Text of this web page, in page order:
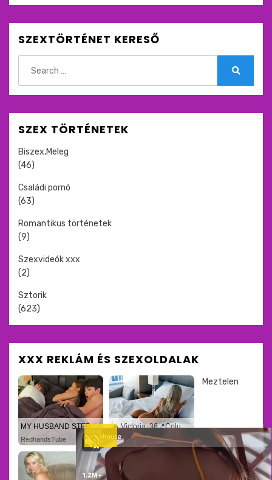
SZEXTÖRTÉNET KERESŐ
for:
SZEX TÖRTÉNETEK
Biszex,Meleg
(46)
Családi pornó
(63)
Romantikus történetek
(9)
Szexvideók xxx
(2)
Sztorik
(623)
XXX REKLÁM ÉS SZEXOLDALAK
MY HUSBAND STEPSON MISTAKENLY GIVES ME IN THE ASS
RedhandsTube
🔥 Victoria, 36📍Columbus
xDate
Meztelen